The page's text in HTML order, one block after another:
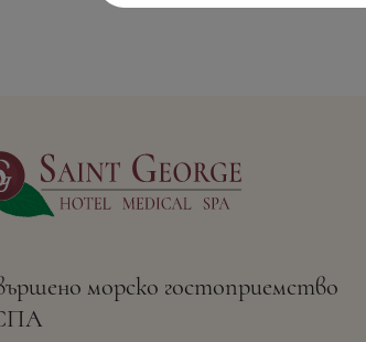
морско гостоприемство